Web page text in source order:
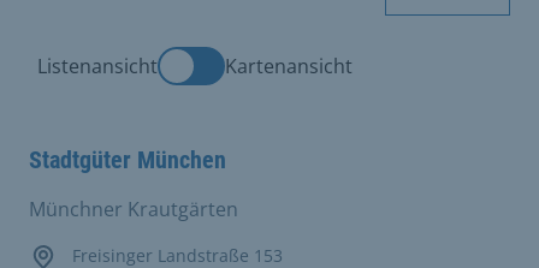
Listenansicht Kartenansicht
Stadtgüter München
Münchner Krautgärten
Freisinger Landstraße 153